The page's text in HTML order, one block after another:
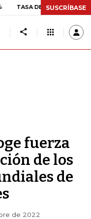
DE USURA CRÉDITO
SUSCRÍBASE
fuerza
de los
de
de 2022